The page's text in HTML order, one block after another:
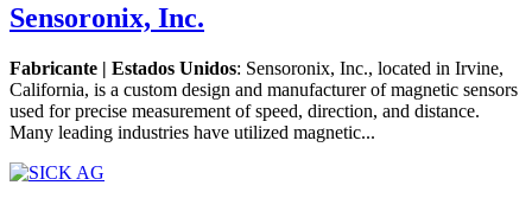
Sensoronix, Inc.
Fabricante | Estados Unidos: Sensoronix, Inc., located in Irvine,
California, is a custom design and manufacturer of magnetic sensors
used for precise measurement of speed, direction, and distance.
Many leading industries have utilized magnetic...